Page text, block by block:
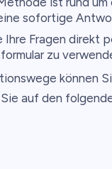
sofortige
Ihre Fragen direkt
zu
können
auf den